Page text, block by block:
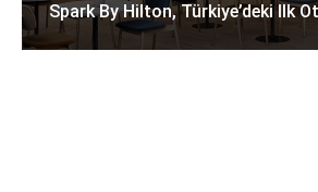
Spark By Hilton, Türkiye’deki Ilk